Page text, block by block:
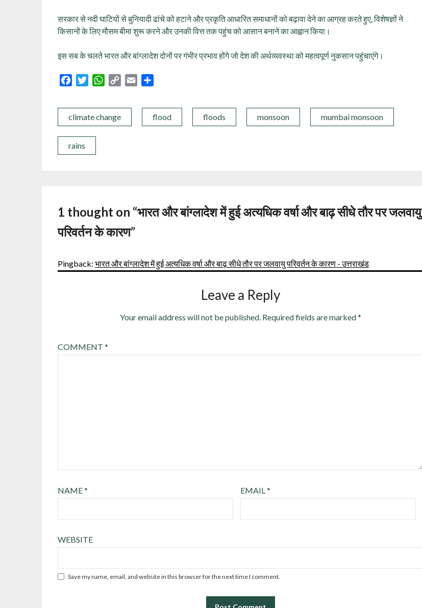
सरकार से नदी घाटियों से बुनियादी ढांचे को हटाने और प्रकृति आधारित समाधानों को बढ़ावा देने का आग्रह करते हुए, विशेषज्ञों ने
किसानों के लिए मौसम बीमा शुरू करने और उनकी वित्त तक पहुंच को आसान बनाने का आह्वान किया।
इस सब के चलते भारत और बांग्लादेश दोनों पर गंभीर प्रभाव होंगे जो देश की अर्थव्यवस्था को महत्वपूर्ण नुकसान पहुंचाएंगे।
FacebookTwitterWhatsApp
Copy
Email
climate change flood floods monsoon mumbai monsoon
rains
1 thought on “भारत और बांग्लादेश में हुई अत्यधिक वर्षा और बाढ़ सीधे तौर पर जलवायु
परिवर्तन के कारण”
Pingback:भारत और बांग्लादेश में हुई अत्यधिक वर्षा और बाढ़ सीधे तौर पर जलवायु परिवर्तन के कारण - उत्तराखंड
Leave a Reply
Your email address will not be published. Required fields are marked*
COMMENT*
NAME* EMAIL*
WEBSITE
Save my name, email, and website in this browser for the next time I comment.